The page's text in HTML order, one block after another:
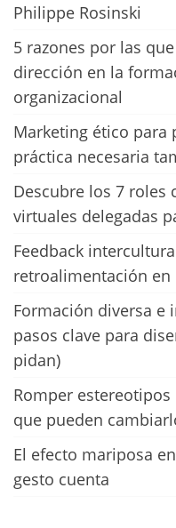
Philippe Rosinski
5 razones por las
dirección en la
organizacional
Marketing ético para
práctica necesaria
Descubre los 7 roles
virtuales delegadas
Feedback
retroalimentación
Formación diversa e
pasos clave para
pidan)
Romper
que pueden
El efecto mariposa
gesto cuenta